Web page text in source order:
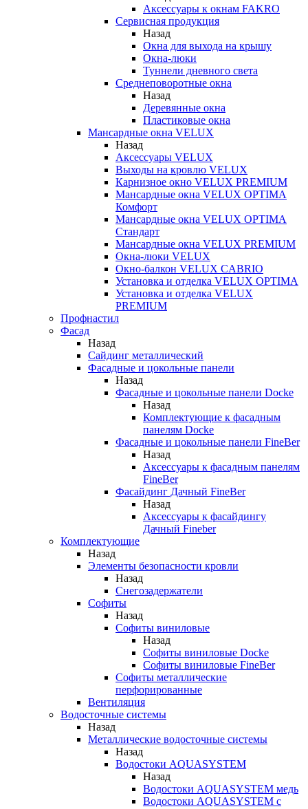
Аксессуары к окнам FAKRO
Сервисная продукция
Назад
Окна для выхода на крышу
Окна-люки
Туннели дневного света
Среднеповоротные окна
Назад
Деревянные окна
Пластиковые окна
Мансардные окна VELUX
Назад
Аксессуары VELUX
Выходы на кровлю VELUX
Карнизное окно VELUX PREMIUM
Мансардные окна VELUX OPTIMA
Комфорт
Мансардные окна VELUX OPTIMA
Стандарт
Мансардные окна VELUX PREMIUM
Окна-люки VELUX
Окно-балкон VELUX CABRIO
Установка и отделка VELUX OPTIMA
Установка и отделка VELUX
PREMIUM
Профнастил
Фасад
Назад
Сайдинг металлический
Фасадные и цокольные панели
Назад
Фасадные и цокольные панели Docke
Назад
Комплектующие к фасадным
панелям Docke
Фасадные и цокольные панели FineBer
Назад
Аксессуары к фасадным панелям
FineBer
Фасайдинг Дачный FineBer
Назад
Аксессуары к фасайдингу
Дачный Fineber
Комплектующие
Назад
Элементы безопасности кровли
Назад
Снегозадержатели
Софиты
Назад
Софиты виниловые
Назад
Софиты виниловые Docke
Софиты виниловые FineBer
Софиты металлические
перфорированные
Вентиляция
Водосточные системы
Назад
Металлические водосточные системы
Назад
Водостоки AQUASYSTEM
Назад
Водостоки AQUASYSTEM медь
Водостоки AQUASYSTEM с